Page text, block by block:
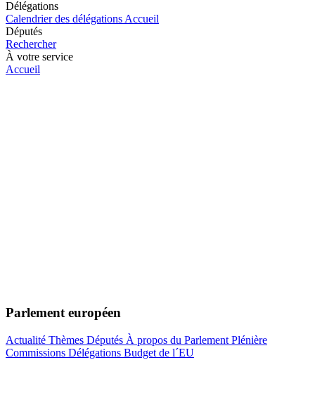
Délégations
Calendrier des délégations Accueil
Députés
Rechercher
À votre service
Accueil
Parlement européen
Actualité Thèmes Députés À propos du Parlement Plénière
Commissions Délégations Budget de l´EU